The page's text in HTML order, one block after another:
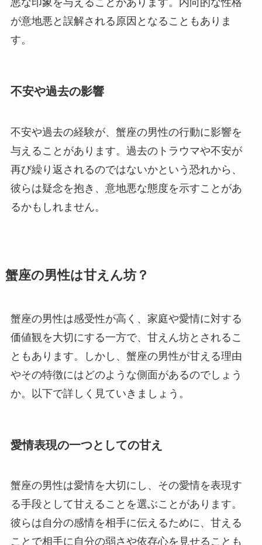
悪な印象を与えることがあります。内向的な性格
が意地悪と誤解される原因となることもありま
す。
不安や過去の影響
不安や過去の経験が、蟹座の男性の行動に影響を
与えることがあります。過去のトラウマや不安が
再び繰り返されるのではないかという恐れから、
彼らは疑念を抱き、意地悪な態度を示すことがあ
るかもしれません。
蟹座の男性は甘えん坊？
蟹座の男性は感受性が高く、家庭や愛情に対する
価値観を大切にする一方で、甘えん坊とされるこ
ともあります。しかし、蟹座の男性が甘える理由
やその特徴にはどのような側面があるのでしょう
か。以下で詳しく見ていきましょう。
愛情表現の一つとしての甘え
蟹座の男性は愛情を大切にし、その愛情を表現す
る手段として甘えることを選ぶことがあります。
彼らは自分の感情を相手に伝えるために、甘える
ことで相手に自分の弱さや依存心を見せることも